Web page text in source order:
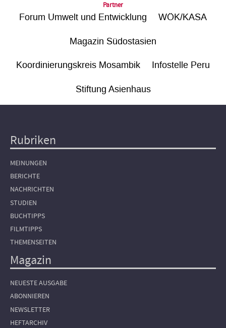
Partner
Forum Umwelt und Entwicklung WÖK/KASA
Magazin Südostasien
Koordinierungskreis Mosambik Infostelle Peru
Stiftung Asienhaus
Hauptnavigation
Rubriken
MEINUNGEN
BERICHTE
NACHRICHTEN
STUDIEN
BUCHTIPPS
FILMTIPPS
THEMENSEITEN
Magazin
NEUESTE AUSGABE
ABONNIEREN
NEWSLETTER
HEFTARCHIV